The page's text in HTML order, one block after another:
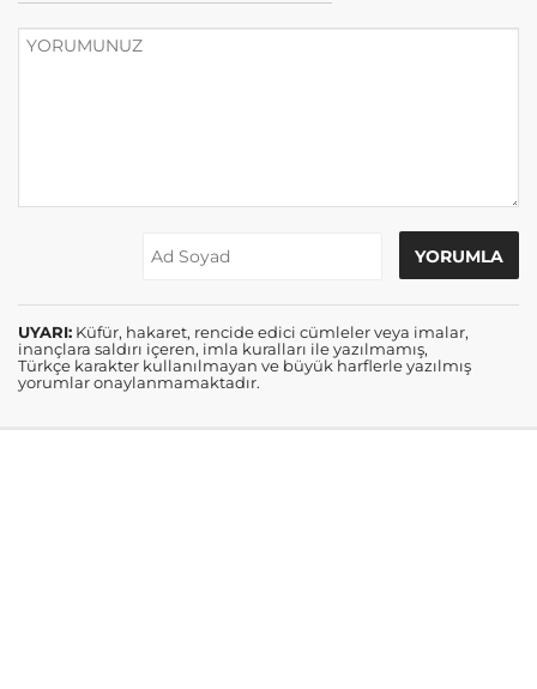
UYARI: Küfür, hakaret, rencide edici cümleler veya imalar,
inançlara saldırı içeren, imla kuralları ile yazılmamış,
Türkçe karakter kullanılmayan ve büyük harflerle yazılmış
yorumlar onaylanmamaktadır.